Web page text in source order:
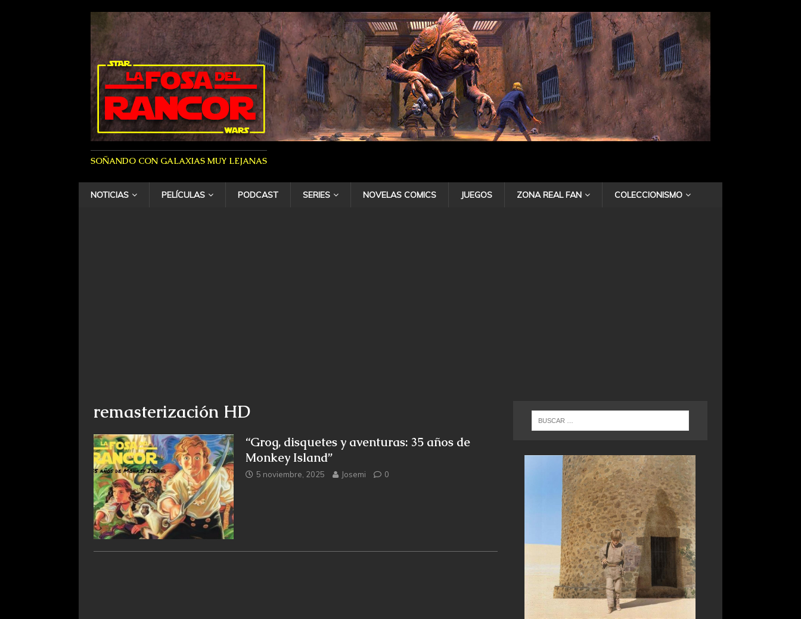
SOÑANDO CON GALAXIAS MUY LEJANAS
NOTICIAS PELÍCULAS PODCAST SERIES NOVELAS COMICS JUEGOS ZONA REAL FAN COLECCIONISMO
remasterización HD
“Grog, disquetes y aventuras: 35 años de
Monkey Island”
5 noviembre, 2025 Josemi 0